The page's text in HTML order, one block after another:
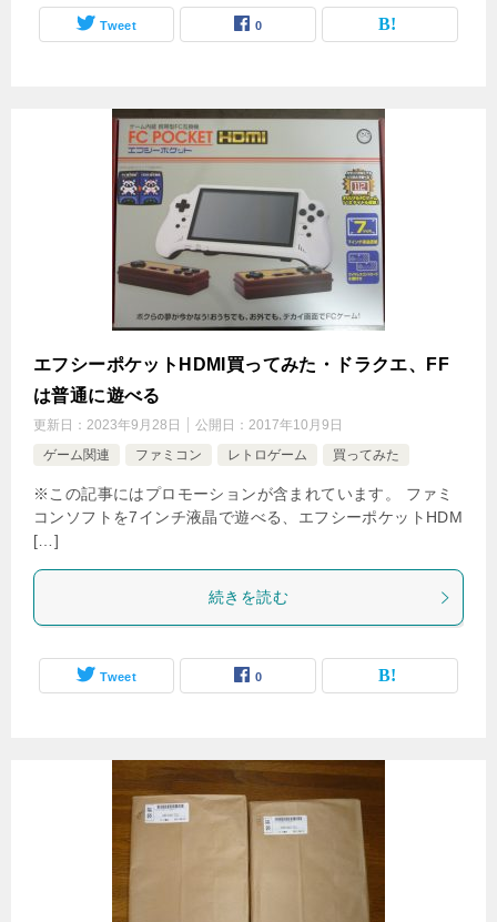
Tweet 0
エフシーポケットHDMI買ってみた・ドラクエ、FF
は普通に遊べる
更新日： 2023年9月28日 公開日： 2017年10月9日
ゲーム関連
ファミコン レトロゲーム 買ってみた
※この記事にはプロモーションが含まれています。 ファミ
コンソフトを7インチ液晶で遊べる、エフシーポケットHDM
[…]
続きを読む
Tweet 0